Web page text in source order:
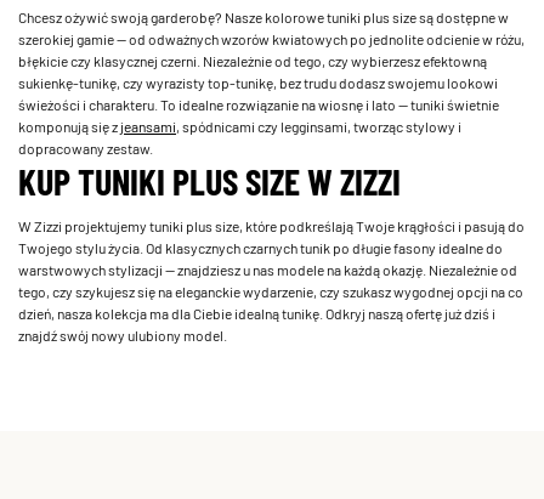
Chcesz ożywić swoją garderobę? Nasze kolorowe tuniki plus size są dostępne w
szerokiej gamie — od odważnych wzorów kwiatowych po jednolite odcienie w różu,
błękicie czy klasycznej czerni. Niezależnie od tego, czy wybierzesz efektowną
sukienkę-tunikę, czy wyrazisty top-tunikę, bez trudu dodasz swojemu lookowi
świeżości i charakteru. To idealne rozwiązanie na wiosnę i lato — tuniki świetnie
komponują się zjeansami, spódnicami czy legginsami, tworząc stylowy i
dopracowany zestaw.
KUP TUNIKI PLUS SIZE W ZIZZI
W Zizzi projektujemy tuniki plus size, które podkreślają Twoje krągłości i pasują do
Twojego stylu życia. Od klasycznych czarnych tunik po długie fasony idealne do
warstwowych stylizacji — znajdziesz u nas modele na każdą okazję. Niezależnie od
tego, czy szykujesz się na eleganckie wydarzenie, czy szukasz wygodnej opcji na co
dzień, nasza kolekcja ma dla Ciebie idealną tunikę. Odkryj naszą ofertę już dziś i
znajdź swój nowy ulubiony model.